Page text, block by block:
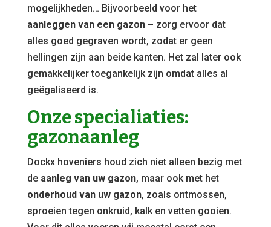
mogelijkheden… Bijvoorbeeld voor het
aanleggen van een gazon– zorg ervoor dat
alles goed gegraven wordt, zodat er geen
hellingen zijn aan beide kanten. Het zal later ook
gemakkelijker toegankelijk zijn omdat alles al
geëgaliseerd is.
Onze specialiaties:
gazonaanleg
Dockx hoveniers houd zich niet alleen bezig met
de aanleg van uw gazon, maar ook met het
onderhoud van uw gazon, zoals ontmossen,
sproeien tegen onkruid, kalk en vetten gooien.